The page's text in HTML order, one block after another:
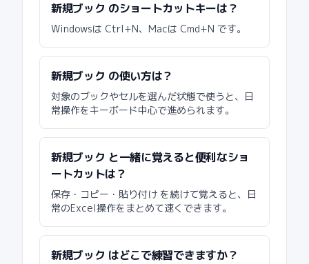
新規ブック のショートカットキーは？
Windowsは Ctrl+N、Macは Cmd+N です。
新規ブック の使い方は？
対象のブックやセルを選んだ状態で使うと、日
常操作をキーボード中心で進められます。
新規ブック と一緒に覚えると便利なショ
ートカットは？
保存・コピー・貼り付け を続けて覚えると、日
常のExcel操作をまとめて速くできます。
新規ブック はどこで練習できますか？